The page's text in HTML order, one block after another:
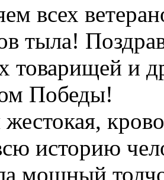
всех
тыла!
товарищей и
Победы!
историю
мощный